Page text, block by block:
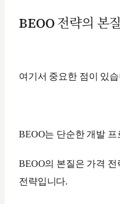
BEOO 전략의 본질
여기서 중요한 점이 있
BEOO는 단순한 개발
BEOO의 본질은 가격
전략입니다.